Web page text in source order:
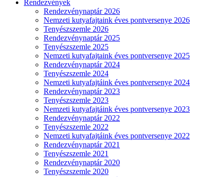
Rendezvények
Rendezvénynaptár 2026
Nemzeti kutyafajtaink éves pontversenye 2026
Tenyészszemle 2026
Rendezvénynaptár 2025
Tenyészszemle 2025
Nemzeti kutyafajtaink éves pontversenye 2025
Rendezvénynaptár 2024
Tenyészszemle 2024
Nemzeti kutyafajtáink éves pontversenye 2024
Rendezvénynaptár 2023
Tenyészszemle 2023
Nemzeti kutyafajtáink éves pontversenye 2023
Rendezvénynaptár 2022
Tenyészszemle 2022
Nemzeti kutyafajtáink éves pontversenye 2022
Rendezvénynaptár 2021
Tenyészszemle 2021
Rendezvénynaptár 2020
Tenyészszemle 2020